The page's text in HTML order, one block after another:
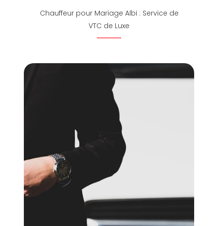
Chauffeur pour Mariage Albi : Service de
VTC de Luxe